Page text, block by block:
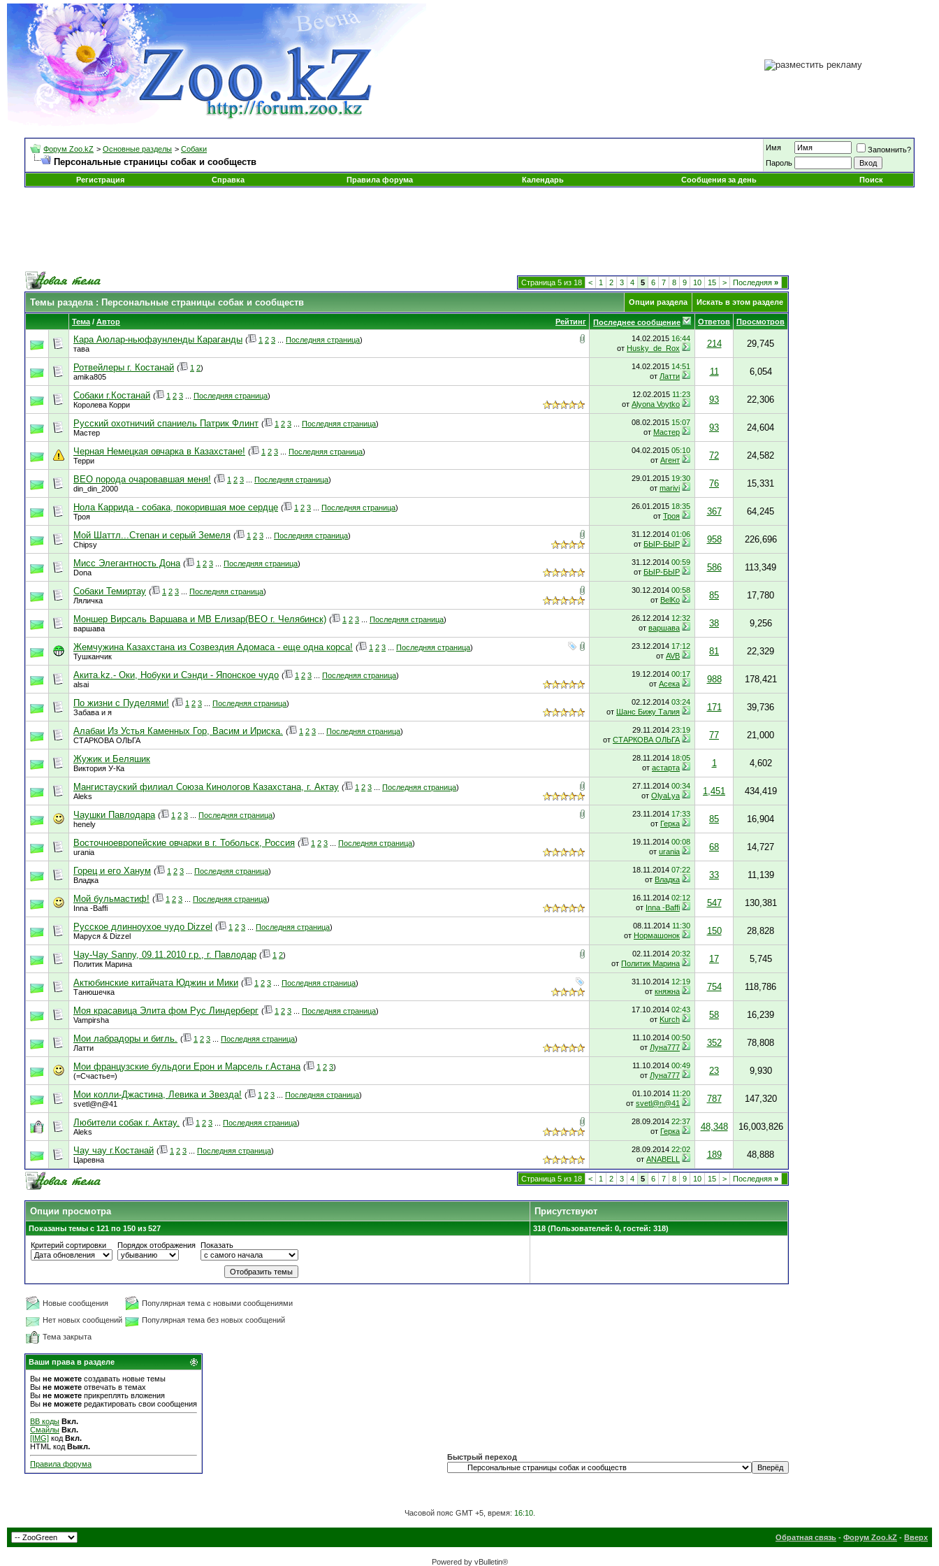
Форум Zoo.kZ > Основные разделы > Собаки
Персональные страницы собак и сообществ
Имя
Запомнить?
Пароль
Регистрация
Справка Правила форума Календарь Сообщения за день Поиск
Страница 5 из 18 < 1 2 3 4 5 6 7 8 9 10 15 > Последняя »
Темы раздела: Персональные страницы собак и сообществ Опции раздела Искать в этом разделе
Рейтинг
Тема / Автор Последнее сообщение Ответов Просмотров
Кара Аюлар-ньюфаунленды Караганды ( 1 2 3 Последняя страница)
тава
14.02.2015 16:44
от Husky_de_Rox 214 29,745
Ротвейлеры г. Костанай ( 1 2)
amika805
14.02.2015 14:51
от Латти 11 6,054
Собаки г.Костанай ( 1 2 3 Последняя страница)
Королева Корри
12.02.2015 11:23
от Alyona Voytko 93 22,306
Русский охотничий спаниель Патрик Флинт ( 1 2 3 Последняя страница)
Мастер
08.02.2015 15:07
от Мастер 93 24,604
Черная Немецкая овчарка в Казахстане! ( 1 2 3 Последняя страница)
Терри
04.02.2015 05:10
от Агент 72 24,582
ВЕО порода очаровавшая меня! ( 1 2 3 Последняя страница)
din_din_2000
29.01.2015 19:30
от marivi 76 15,331
Нола Каррида - собака, покорившая мое сердце ( 1 2 3 Последняя страница)
Троя
26.01.2015 18:35
от Троя 367 64,245
Мой Шаттл...Степан и серый Земеля ( 1 2 3 Последняя страница)
Chipsy
31.12.2014 01:06
от БЫР-БЫР 958 226,696
Мисс Элегантность Дона ( 1 2 3 Последняя страница)
Dona
31.12.2014 00:59
от БЫР-БЫР 586 113,349
Собаки Темиртау ( 1 2 3 Последняя страница)
Ляличка
30.12.2014 00:58
от BelKo 85 17,780
Моншер Вирсаль Варшава и МВ Елизар(ВЕО г. Челябинск) ( 1 2 3 Последняя страница)
варшава
26.12.2014 12:32
от варшава 38 9,256
Жемчужина Казахстана из Созвездия Адомаса - еще одна корса! ( 1 2 3 Последняя страница)
Тушканчик
23.12.2014 17:12
от AVB 81 22,329
Акита.kz.- Оки, Нобуки и Сэнди - Японское чудо ( 1 2 3 Последняя страница)
alsai
19.12.2014 00:17
от Асека 988 178,421
По жизни с Пуделями! ( 1 2 3 Последняя страница)
Забава и я
02.12.2014 03:24
от Шанс Бижу Талия 171 39,736
Алабаи Из Устья Каменных Гор, Васим и Ириска. ( 1 2 3 Последняя страница)
СТАРКОВА ОЛЬГА
29.11.2014 23:19
от СТАРКОВА ОЛЬГА 77 21,000
Жужик и Беляшик
Виктория У-Ка
28.11.2014 18:05
от астарта 1 4,602
Мангистауский филиал Союза Кинологов Казахстана, г. Актау ( 1 2 3 Последняя страница)
Aleks
27.11.2014 00:34
от OlyaLya 1,451 434,419
Чаушки Павлодара ( 1 2 3 Последняя страница)
henely
23.11.2014 17:33
от Герка 85 16,904
Восточноевропейские овчарки в г. Тобольск, Россия ( 1 2 3 Последняя страница)
urania
19.11.2014 00:08
от urania 68 14,727
Горец и его Ханум ( 1 2 3 Последняя страница)
Владка
18.11.2014 07:22
от Владка 33 11,139
Мой бульмастиф! ( 1 2 3 Последняя страница)
Inna -Baffi
16.11.2014 02:12
от Inna -Baffi 547 130,381
Русское длинноухое чудо Dizzel ( 1 2 3 Последняя страница)
Маруся & Dizzel
08.11.2014 11:30
от Нормашонок 150 28,828
Чау-Чау Sanny, 09.11.2010 г.р., г. Павлодар ( 1 2)
Политик Марина
02.11.2014 20:32
от Политик Марина 17 5,745
Актюбинские китайчата Юджин и Мики ( 1 2 3 Последняя страница)
Танюшечка
31.10.2014 12:19
от княжна 754 118,786
Моя красавица Элита фом Рус Линдерберг ( 1 2 3 Последняя страница)
Vampirsha
17.10.2014 02:43
от Kurch 58 16,239
Мои лабрадоры и бигль. ( 1 2 3 Последняя страница)
Латти
11.10.2014 00:50
от Луна777 352 78,808
Мои французские бульдоги Ерон и Марсель г.Астана ( 1 2 3)
(=Счастье=)
11.10.2014 00:49
от Луна777 23 9,930
Мои колли-Джастина, Левика и Звезда! ( 1 2 3 Последняя страница)
svetl@n@41
01.10.2014 11:20
от svetl@n@41 787 147,320
Любители собак г. Актау. ( 1 2 3 Последняя страница)
Aleks
28.09.2014 22:37
от Герка 48,348 16,003,826
Чау чау г.Костанай ( 1 2 3 Последняя страница)
Царевна
28.09.2014 22:02
от ANABELL 189 48,888
Страница 5 из 18 < 1 2 3 4 5 6 7 8 9 10 15 > Последняя »
Опции просмотра Присутствуют
Показаны темы с 121 по 150 из 527
318 (Пользователей: 0, гостей: 318)
Критерий сортировки
Порядок отображения Показать
Новые сообщения
Популярная тема с новыми сообщениями
Нет новых сообщений
Популярная тема без новых сообщений
Тема закрыта
Ваши права в разделе
Вы не можете создавать новые темы
Вы не можете отвечать в темах
Вы не можете прикреплять вложения
Вы не можете редактировать свои сообщения
BB коды Вкл.
Смайлы Вкл.
[IMG] код Вкл.
HTML код Выкл.
Правила форума
Быстрый переход
Часовой пояс GMT +5, время: 16:10.
Обратная связь - Форум Zoo.kZ - Вверх
Powered by vBulletin®